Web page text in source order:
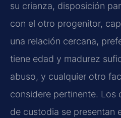
su crianza, disposición
con el otro progenitor,
una relación cercana,
tiene edad y madurez
abuso, y cualquier otro
considere pertinente. Los
de custodia se presentan